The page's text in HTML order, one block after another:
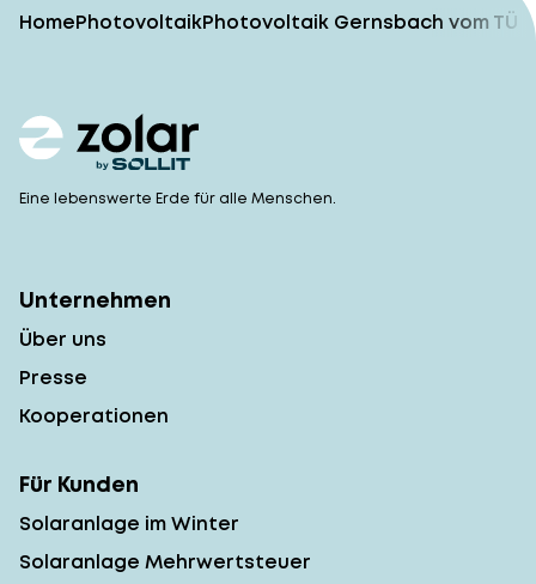
HomePhotovoltaikPhotovoltaik Gernsbach vom
Eine lebenswerte Erde für alle Menschen.
Unternehmen
Über uns
Presse
Kooperationen
Für Kunden
Solaranlage im Winter
Solaranlage Mehrwertsteuer